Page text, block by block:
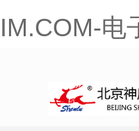
IM.COM-电